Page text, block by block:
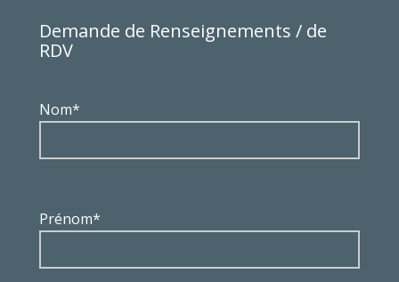
Demande de Renseignements / de
RDV
Nom*
Prénom*